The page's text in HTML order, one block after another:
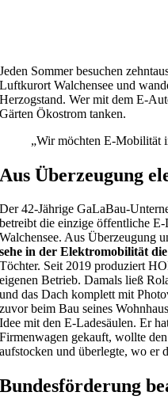
Jeden Sommer besuchen
Luftkurort Walchensee und
Herzogstand. Wer mit dem E-
Gärten Ökostrom tanken.
„Wir möchten E-Mobilität
Aus Überzeugung
Der 42-Jährige GaLaBau-
betreibt die einzige öffentliche
Walchensee. Aus Überzeugung
sehe in der Elektromobilität
Töchter. Seit 2019 produziert
eigenen Betrieb. Damals ließ
und das Dach komplett mit
zuvor beim Bau seines
Idee mit den E-Ladesäulen. Er
Firmenwagen gekauft, wollte
aufstocken und überlegte, wo er
Bundesförderung